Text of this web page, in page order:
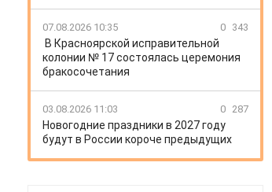
07.08.2026 10:35 0 343
В Красноярской исправительной
колонии № 17 состоялась церемония
бракосочетания
03.08.2026 11:03 0 287
Новогодние праздники в 2027 году
будут в России короче предыдущих